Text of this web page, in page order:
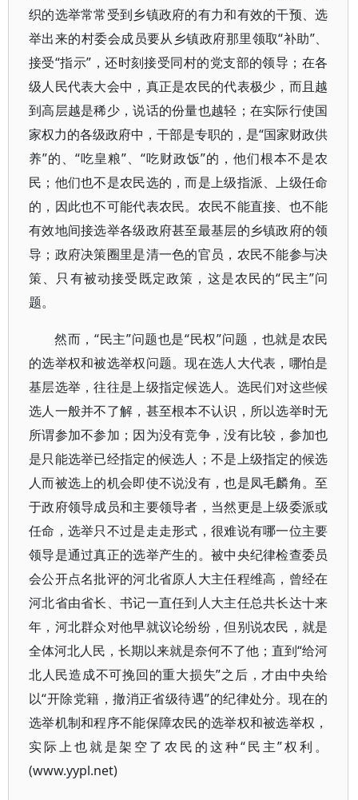
织的选举常常受到乡镇政府的有力和有效的干预、选
举出来的村委会成员要从乡镇政府那里领取“补助”、
接受“指示”，还时刻接受同村的党支部的领导；在各
级人民代表大会中，真正是农民的代表极少，而且越
到高层越是稀少，说话的份量也越轻；在实际行使国
家权力的各级政府中，干部是专职的，是“国家财政供
养”的、“吃皇粮”、“吃财政饭”的，他们根本不是农
民；他们也不是农民选的，而是上级指派、上级任命
的，因此也不可能代表农民。农民不能直接、也不能
有效地间接选举各级政府甚至最基层的乡镇政府的领
导；政府决策圈里是清一色的官员，农民不能参与决
策、只有被动接受既定政策，这是农民的“民主”问
题。
然而，“民主”问题也是“民权”问题，也就是农民
的选举权和被选举权问题。现在选人大代表，哪怕是
基层选举，往往是上级指定候选人。选民们对这些候
选人一般并不了解，甚至根本不认识，所以选举时无
所谓参加不参加；因为没有竞争，没有比较，参加也
是只能选举已经指定的候选人；不是上级指定的候选
人而被选上的机会即使不说没有，也是凤毛麟角。至
于政府领导成员和主要领导者，当然更是上级委派或
任命，选举只不过是走走形式，很难说有哪一位主要
领导是通过真正的选举产生的。被中央纪律检查委员
会公开点名批评的河北省原人大主任程维高，曾经在
河北省由省长、书记一直任到人大主任总共长达十来
年，河北群众对他早就议论纷纷，但别说农民，就是
全体河北人民，长期以来就是奈何不了他；直到“给河
北人民造成不可挽回的重大损失”之后，才由中央给
以“开除党籍，撤消正省级待遇”的纪律处分。现在的
选举机制和程序不能保障农民的选举权和被选举权，
实际上也就是架空了农民的这种“民主”权利。
(www.yypl.net)